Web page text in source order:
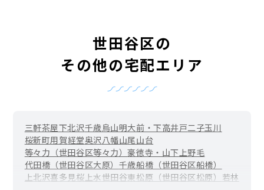
世田谷区の
その他の宅配エリア
三軒茶屋下北沢千歳烏山明大前・下高井戸二子玉川
桜新町用賀経堂奥沢 八幡山尾山台
等々力（世田谷区等々力）豪徳寺・山下 上野毛
代田橋（世田谷区大原） 千歳船橋（世田谷区船橋）
上北沢喜多見桜上水世田谷東松原（世田谷区松原） 若林